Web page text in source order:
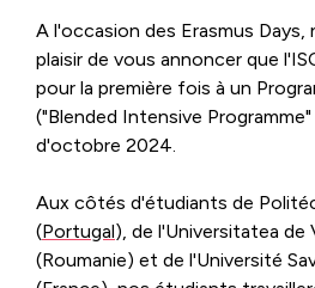
A l'occasion des Erasmus Days,
plaisir de vous annoncer que
pour la première fois à un
("Blended Intensive
d'octobre 2024.
Aux côtés d'étudiants de
(Portugal), de l'Universitatea de
(Roumanie) et de l'Université